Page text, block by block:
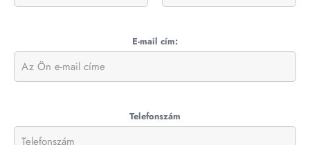
E-mail cím:
Telefonszám